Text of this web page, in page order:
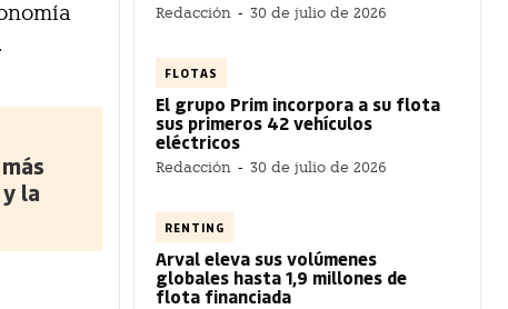
la
Redacción - 30 de julio de 2026
FLOTAS
El grupo Prim incorpora a su flota
sus primeros 42 vehículos
eléctricos
Redacción - 30 de julio de 2026
RENTING
Arval eleva sus volúmenes
globales hasta 1,9 millones de
flota financiada